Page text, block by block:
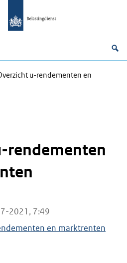
u-rendementen en
rendementen
2021, 7:49
en marktrenten